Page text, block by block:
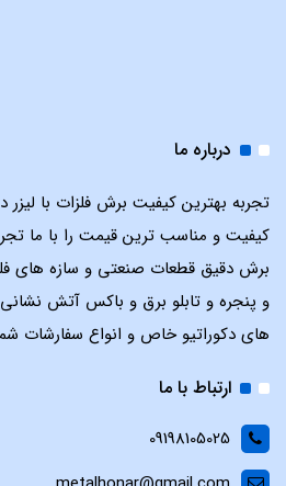
درباره ما
تجربه بهترین کیفیت برش فلزات با لیزر
کیفیت و مناسب ترین قیمت را با ما
برش دقیق قطعات صنعتی و سازه های
و پنجره و تابلو برق و باکس آتش
های دکوراتیو خاص و انواع سفارشات
ارتباط با ما
09198105025